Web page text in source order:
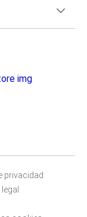
privacidad